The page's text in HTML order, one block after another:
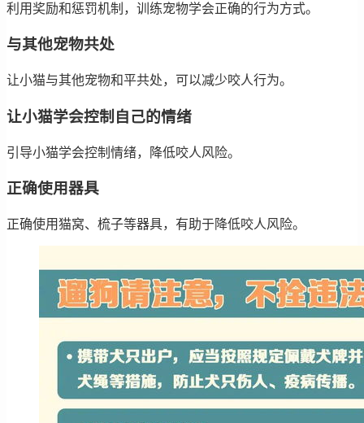
利用奖励和惩罚机制，训练宠物学会正确的行为方式。
与其他宠物共处
让小猫与其他宠物和平共处，可以减少咬人行为。
让小猫学会控制自己的情绪
引导小猫学会控制情绪，降低咬人风险。
正确使用器具
正确使用猫窝、梳子等器具，有助于降低咬人风险。